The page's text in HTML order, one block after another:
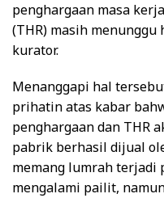
penghargaan masa
(THR) masih
kurator.
Menanggapi hal
prihatin atas kabar
penghargaan dan THR
pabrik berhasil dijual
memang lumrah terjadi
mengalami pailit,